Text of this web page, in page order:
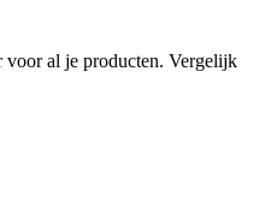
al je producten. Vergelijk